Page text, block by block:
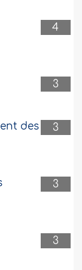
4
3
3
des
3
3